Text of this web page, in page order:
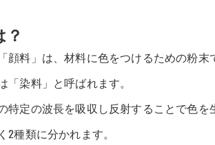
顔料」は、材料に色をつけるための粉末
「染料」と呼ばれます。
特定の波長を吸収し反射することで色を
2種類に分かれます。